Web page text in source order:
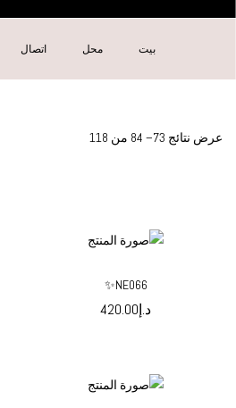
بيت محل اتصال
عرض نتائج 73– 84 من 118
NE066✨
د.إ420.00